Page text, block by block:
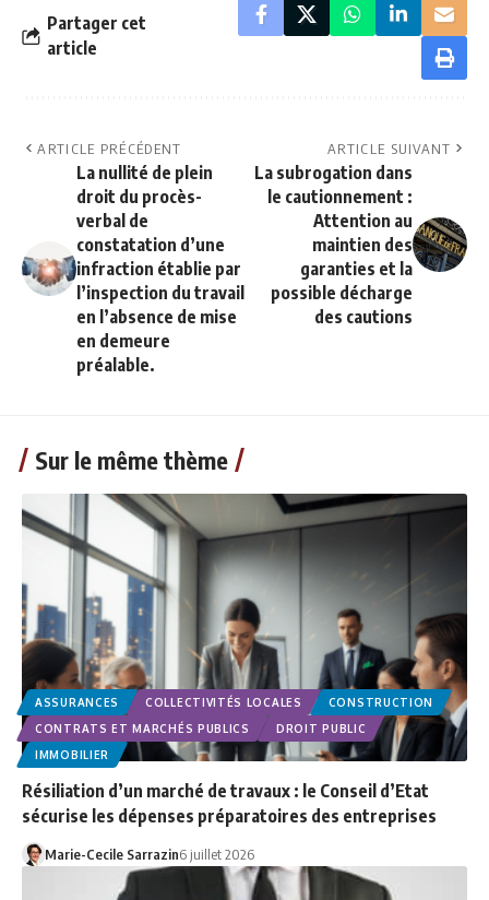
Partager cet
article
ARTICLE PRÉCÉDENT
La nullité de plein
droit du procès-
verbal de
constatation d’une
infraction établie par
l’inspection du travail
en l’absence de mise
en demeure
préalable.
ARTICLE SUIVANT
La subrogation dans
le cautionnement :
Attention au
maintien des
garanties et la
possible décharge
des cautions
Sur le même thème
ASSURANCES COLLECTIVITÉS LOCALES
CONSTRUCTION
CONTRATS ET MARCHÉS PUBLICS
DROIT PUBLIC
IMMOBILIER
Résiliation d’un marché de travaux : le Conseil d’Etat
sécurise les dépenses préparatoires des entreprises
Marie-Cecile Sarrazin6 juillet 2026